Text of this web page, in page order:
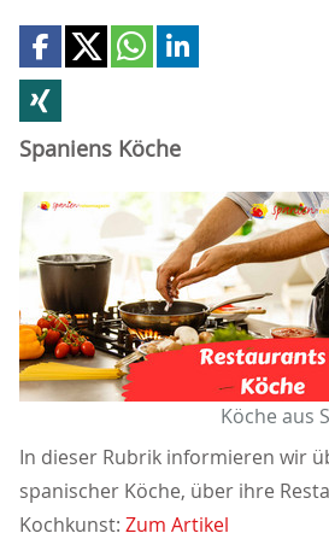
Spaniens Köche
Köche aus
In dieser Rubrik informieren wir
spanischer Köche, über ihre
Kochkunst: Zum Artikel